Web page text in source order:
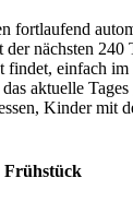
fortlaufend
der nächsten 240
findet, einfach
aktuelle
Kinder mit
Frühstück